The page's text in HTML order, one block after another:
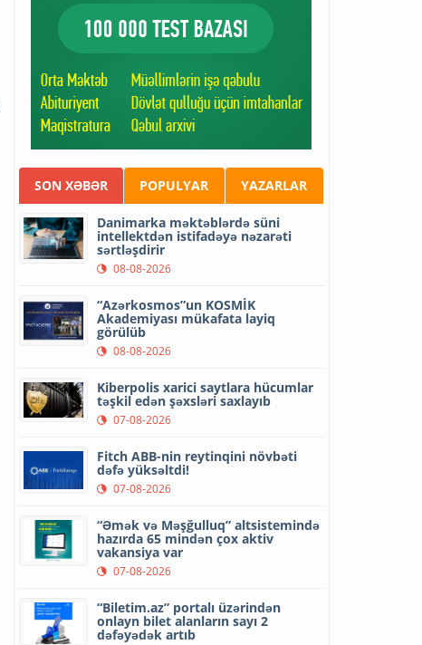
SON XƏBƏR POPULYAR YAZARLAR
Danimarka məktəblərdə süni
intellektdən istifadəyə nəzarəti
sərtləşdirir
08-08-2026
“Azərkosmos”un KOSMİK
Akademiyası mükafata layiq
görülüb
08-08-2026
Kiberpolis xarici saytlara hücumlar
təşkil edən şəxsləri saxlayıb
07-08-2026
Fitch ABB-nin reytinqini növbəti
dəfə yüksəltdi!
07-08-2026
“Əmək və Məşğulluq” altsistemində
hazırda 65 mindən çox aktiv
vakansiya var
07-08-2026
“Biletim.az” portalı üzərindən
onlayn bilet alanların sayı 2
dəfəyədək artıb